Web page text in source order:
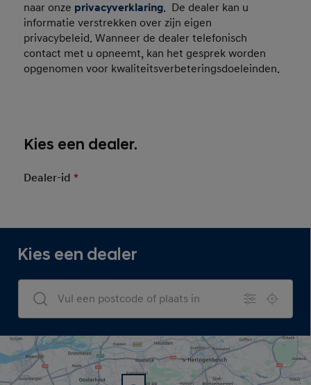
naar onze privacyverklaring. De dealer kan u
informatie verstrekken over zijn eigen
privacybeleid. Wanneer de dealer telefonisch
contact met u opneemt, kan het gesprek worden
opgenomen voor kwaliteitsverbeteringsdoeleinden.
Kies een dealer.
Dealer-id*
Kies een dealer
Dealers Search